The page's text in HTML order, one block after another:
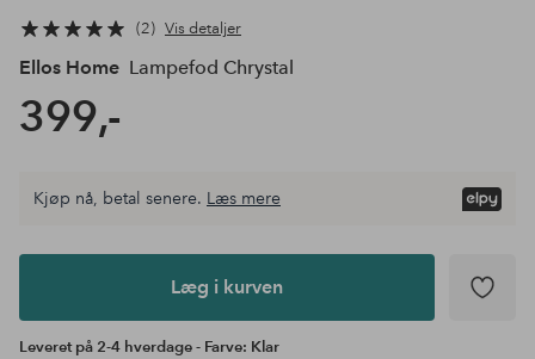
2 Vis detaljer
Ellos Home Lampefod Chrystal
399,-
Læg i
Kjøp nå, betal senere. Læs mere
Læg i kurven
Leveret på 2-4 hverdage - Farve: Klar